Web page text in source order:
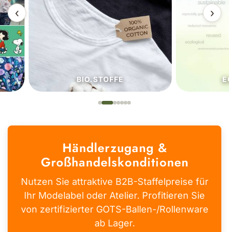
‹
BIO.STOFFE
›
Händlerzugang &
Großhandelskonditionen
Nutzen Sie attraktive B2B-Staffelpreise für
Ihr Modelabel oder Atelier. Profitieren Sie
von zertifizierter GOTS-Ballen-/Rollenware
ab Lager.